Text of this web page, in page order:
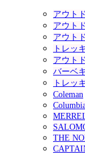
アウト
アウト
アウト
トレッ
アウト
バーベ
トレッ
Coleman
THE